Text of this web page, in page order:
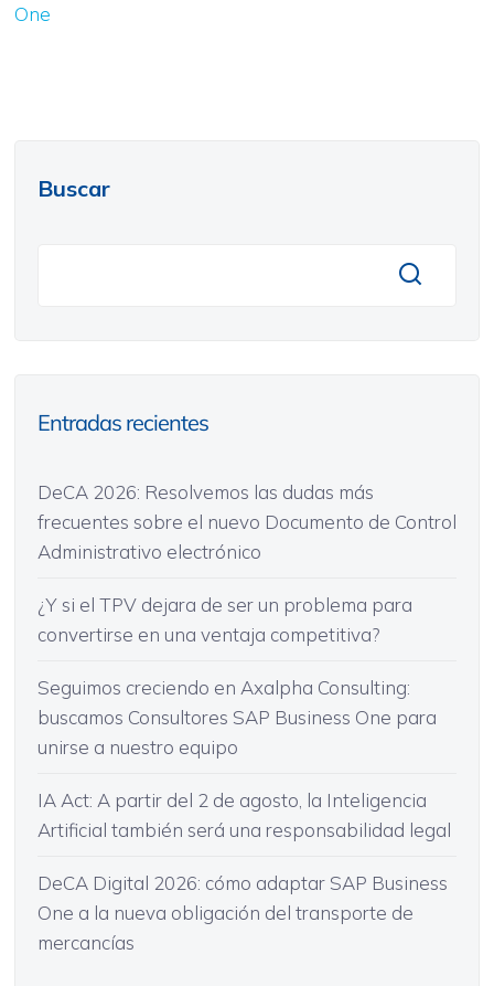
One
Buscar
Entradas recientes
DeCA 2026: Resolvemos las dudas más
frecuentes sobre el nuevo Documento de Control
Administrativo electrónico
¿Y si el TPV dejara de ser un problema para
convertirse en una ventaja competitiva?
Seguimos creciendo en Axalpha Consulting:
buscamos Consultores SAP Business One para
unirse a nuestro equipo
IA Act: A partir del 2 de agosto, la Inteligencia
Artificial también será una responsabilidad legal
DeCA Digital 2026: cómo adaptar SAP Business
One a la nueva obligación del transporte de
mercancías